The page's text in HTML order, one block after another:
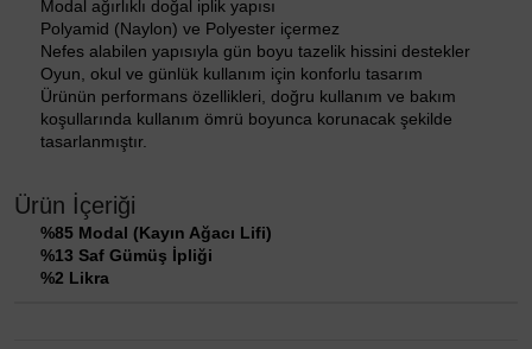
Modal ağırlıklı doğal iplik yapısı
Polyamid (Naylon) ve Polyester içermez
Nefes alabilen yapısıyla gün boyu tazelik hissini destekler
Oyun, okul ve günlük kullanım için konforlu tasarım
Ürünün performans özellikleri, doğru kullanım ve bakım
koşullarında kullanım ömrü boyunca korunacak şekilde
tasarlanmıştır.
Ürün İçeriği
%85 Modal (Kayın Ağacı Lifi)
%13 Saf Gümüş İpliği
%2 Likra